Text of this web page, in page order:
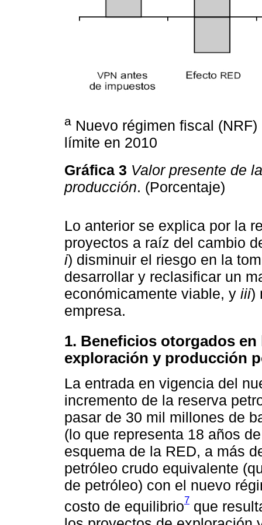
a Nuevo régimen fiscal
límite en 2010
Gráfica 3 Valor presente de
producción. (Porcentaje)
Lo anterior se explica por la
proyectos a raíz del cambio
i) disminuir el riesgo en la
desarrollar y reclasificar un
económicamente viable, y iii)
empresa.
1. Beneficios otorgados
exploración y producción
La entrada en vigencia del
incremento de la reserva
pasar de 30 mil millones de
(lo que representa 18 años
esquema de la RED, a más
petróleo crudo equivalente
de petróleo) con el nuevo
costo de equilibrio7 que